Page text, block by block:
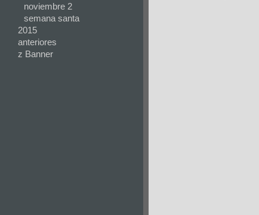
noviembre 2
semana santa
2015
anteriores
z Banner